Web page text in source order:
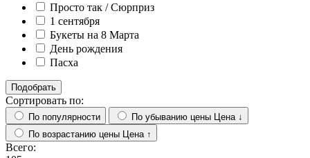
Просто так / Сюрприз
1 сентября
Букеты на 8 Марта
День рождения
Пасха
Подобрать
Сортировать по:
По популярности По убыванию цены
Цена ↓
По возрастанию цены
Цена ↑
Всего: